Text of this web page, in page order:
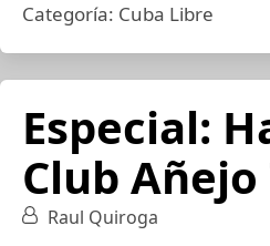
Categoría: Cuba Libre
Especial:
Club Añejo
Raul Quiroga